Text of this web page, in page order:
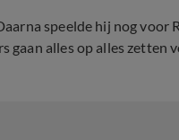
speelde hij nog voor
gaan alles op alles zetten